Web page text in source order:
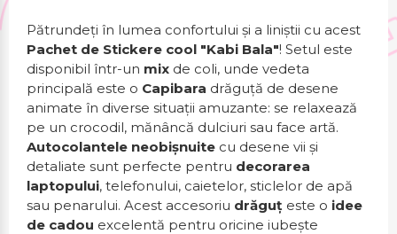
Pătrundeți în lumea confortului și a liniștii cu acest
Pachet de Stickere cool "Kabi Bala"! Setul este
disponibil într-un mix de coli, unde vedeta
principală este o Capibara drăguță de desene
animate în diverse situații amuzante: se relaxează
pe un crocodil, mănâncă dulciuri sau face artă.
Autocolantele neobișnuite cu desene vii și
detaliate sunt perfecte pentru decorarea
laptopului, telefonului, caietelor, sticlelor de apă
sau penarului. Acest accesoriu drăguț este o idee
de cadou excelentă pentru oricine iubește